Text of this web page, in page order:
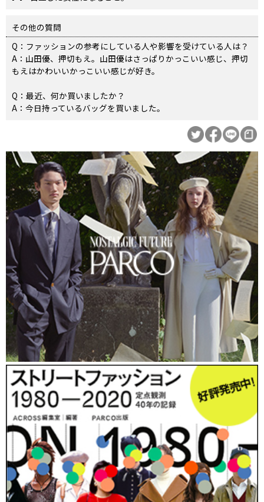
その他の質問
Q：ファッションの参考にしている人や影響を受けている人は？
A：山田優、押切もえ。山田優はさっぱりかっこいい感じ、押切
もえはかわいいかっこいい感じが好き。
Q：最近、何か買いましたか？
A：今日持っているバッグを買いました。